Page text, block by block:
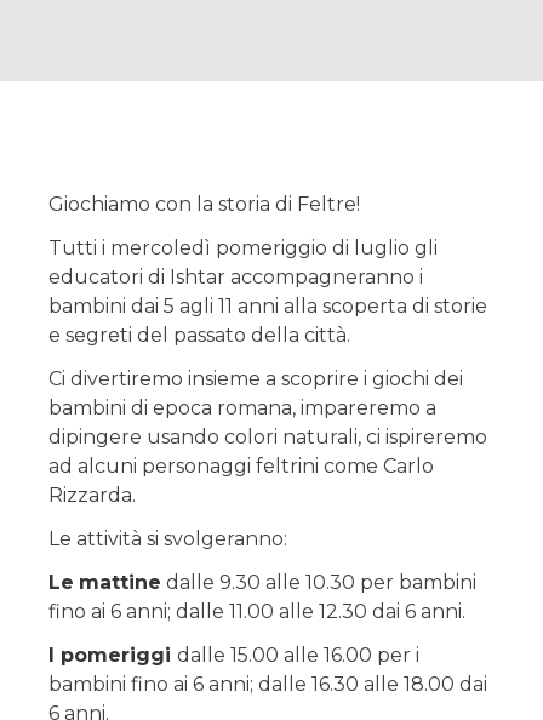
Giochiamo con la storia di Feltre!
Tutti i mercoledì pomeriggio di luglio gli
educatori di Ishtar accompagneranno i
bambini dai 5 agli 11 anni alla scoperta di storie
e segreti del passato della città.
Ci divertiremo insieme a scoprire i giochi dei
bambini di epoca romana, impareremo a
dipingere usando colori naturali, ci ispireremo
ad alcuni personaggi feltrini come Carlo
Rizzarda.
Le attività si svolgeranno:
Le mattine dalle 9.30 alle 10.30 per bambini
fino ai 6 anni; dalle 11.00 alle 12.30 dai 6 anni.
I pomeriggi dalle 15.00 alle 16.00 per i
bambini fino ai 6 anni; dalle 16.30 alle 18.00 dai
6 anni.